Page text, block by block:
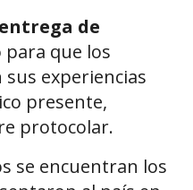
entrega de
para que los
experiencias
presente,
protocolar.
se encuentran los